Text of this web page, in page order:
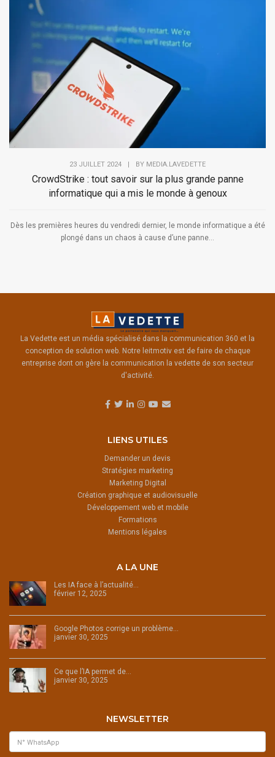
23 JUILLET 2024 BY MEDIA.LAVEDETTE
CrowdStrike : tout savoir sur la plus grande panne
informatique qui a mis le monde à genoux
Dès les premières heures du vendredi dernier, le monde informatique a été
plongé dans un chaos à cause d’une panne...
La Vedette est un média spécialisé dans la communication 360 et la
conception de solution web. Notre leitmotiv est de faire de chaque
entreprise dont on gère la communication la vedette de son secteur
d'activité.
LIENS UTILES
Demander un devis
Stratégies marketing
Marketing Digital
Création graphique et audiovisuelle
Développement web et mobile
Formations
Mentions légales
A LA UNE
Les IA face à l’actualité…
février 12, 2025
Google Photos corrige un problème…
janvier 30, 2025
Ce que l’IA permet de…
janvier 30, 2025
NEWSLETTER